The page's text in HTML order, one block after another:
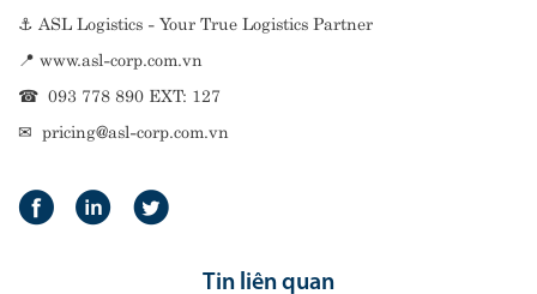
⚓ ASL Logistics - Your True Logistics Partner
📍 www.asl-corp.com.vn
☎ 093 778 890 EXT: 127
✉ pricing@asl-corp.com.vn
Tin liên quan